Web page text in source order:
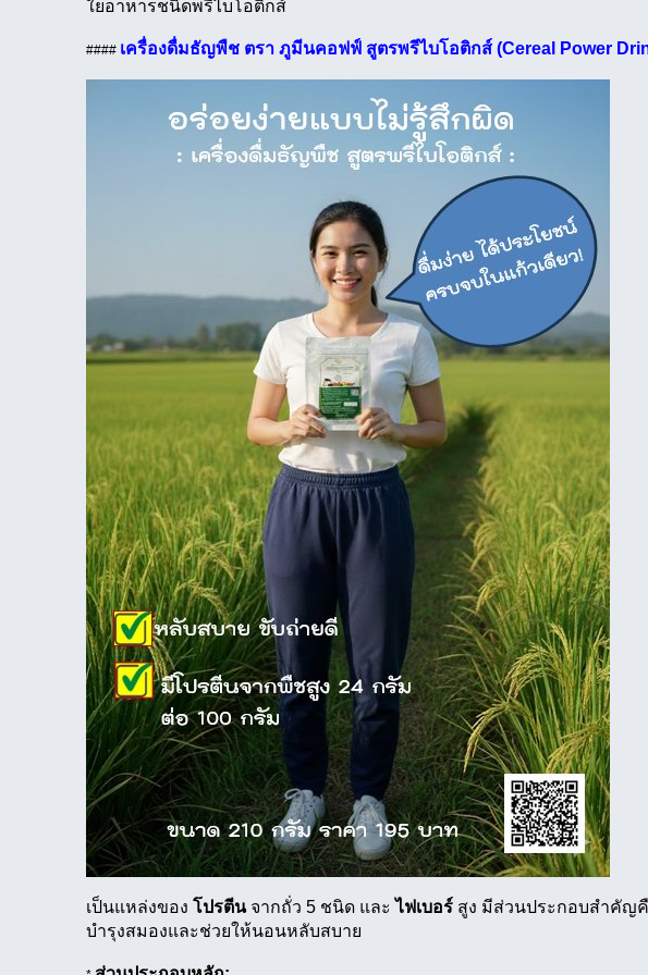
ใยอาหารชนิดพรีไบโอติกส์
#### เครื่องดื่มธัญพืช ตรา ภูมีนคอฟฟ์ สูตรพรีไบโอติกส์ (Cereal Power
เป็นแหล่งของ โปรตีนจากถั่ว 5 ชนิด และไฟเบอร์สูง มีส่วนประกอบสำคัญ
บำรุงสมองและช่วยให้นอนหลับสบาย